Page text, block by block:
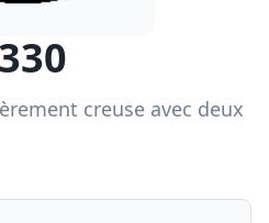
creuse avec deux